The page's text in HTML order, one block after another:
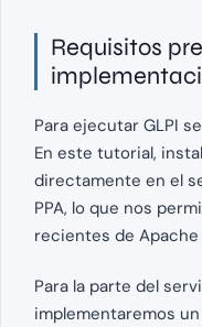
Requisitos
Para ejecutar GLPI
En este tutorial,
directamente en el
PPA, lo que nos
recientes de Apache
Para la parte del
implementaremos un